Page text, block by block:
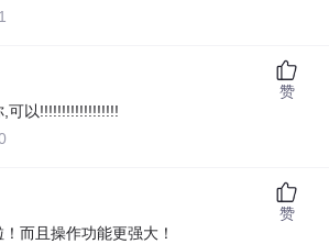
可以!!!!!!!!!!!!!!!!!!
赞
而且操作功能更强大！
赞